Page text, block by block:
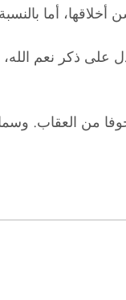
أما
ذكر نعم
من العقاب.